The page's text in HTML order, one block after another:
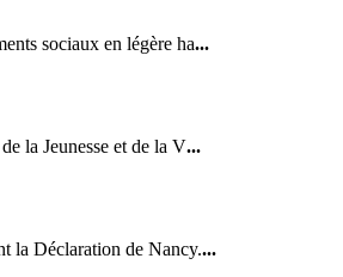
sociaux en légère ha...
la Jeunesse et de la V...
la Déclaration de Nancy....